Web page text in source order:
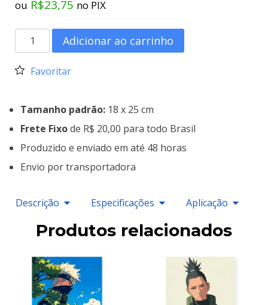
ou R$23,75 no PIX
Adicionar ao carrinho
Favoritar
Tamanho padrão: 18 x 25 cm
Frete Fixode R$ 20,00 para todo Brasil
Produzido e enviado em até 48 horas
Envio por transportadora
Descrição Especificações Aplicação
Produtos relacionados